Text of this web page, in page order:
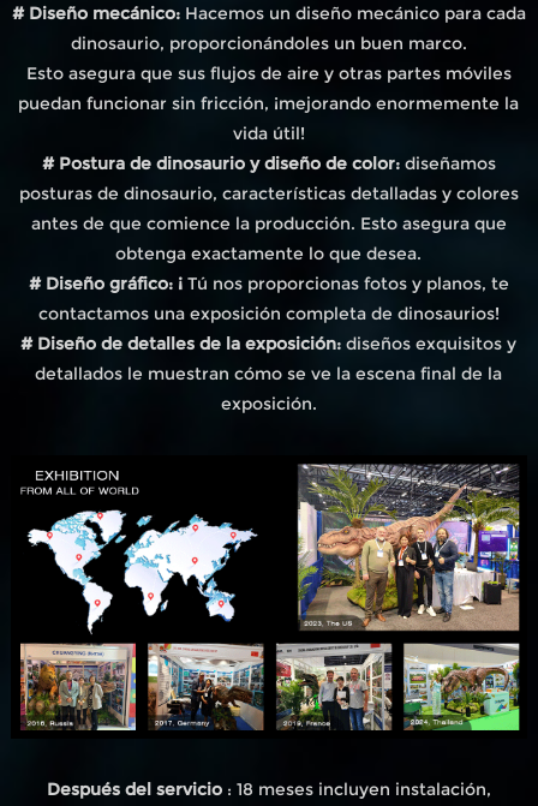
# Diseño mecánico:Hacemos un diseño mecánico para cada
dinosaurio, proporcionándoles un buen marco.
Esto asegura que sus flujos de aire y otras partes móviles
puedan funcionar sin fricción, ¡mejorando enormemente la
vida útil!
# Postura de dinosaurio y diseño de color:diseñamos
posturas de dinosaurio, características detalladas y colores
antes de que comience la producción. Esto asegura que
obtenga exactamente lo que desea.
# Diseño gráfico: ¡Tú nos proporcionas fotos y planos, te
contactamos una exposición completa de dinosaurios!
# Diseño de detalles de la exposición: diseños exquisitos y
detallados le muestran cómo se ve la escena final de la
exposición.
Después del servicio: 18 meses incluyen instalación,